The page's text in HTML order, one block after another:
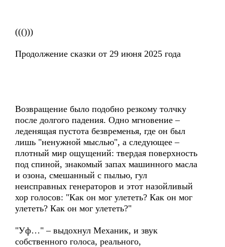
((()))
Продолжение сказки от 29 июня 2025 года
Возвращение было подобно резкому толчку
после долгого падения. Одно мгновение –
леденящая пустота безвременья, где он был
лишь "ненужной мыслью", а следующее –
плотный мир ощущений: твердая поверхность
под спиной, знакомый запах машинного масла
и озона, смешанный с пылью, гул
неисправных генераторов и этот назойливый
хор голосов: "Как он мог улететь? Как он мог
улететь? Как он мог улететь?"
"Уф…" – выдохнул Механик, и звук
собственного голоса, реального,